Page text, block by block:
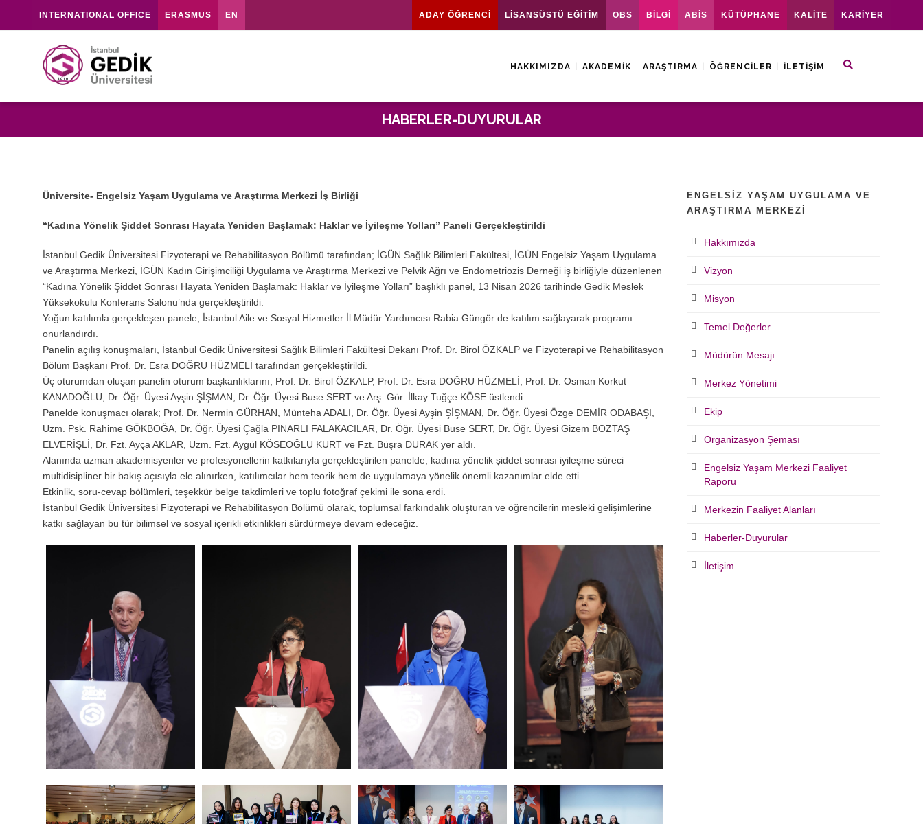
INTERNATIONAL OFFICE ERASMUS EN ADAY ÖĞRENCİ LİSANSÜSTÜ EĞİTİM OBS BİLGİ ABİS KÜTÜPHANE KALİTE KARİYER
HAKKIMIZDA AKADEMIK ARAŞTIRMA ÖĞRENCILER İLETIŞIM
HABERLER-DUYURULAR
Üniversite- Engelsiz Yaşam Uygulama ve Araştırma Merkezi İş Birliği
“Kadına Yönelik Şiddet Sonrası Hayata Yeniden Başlamak: Haklar ve İyileşme Yolları” Paneli Gerçekleştirildi
İstanbul Gedik Üniversitesi Fizyoterapi ve Rehabilitasyon Bölümü tarafından; İGÜN Sağlık Bilimleri Fakültesi, İGÜN Engelsiz Yaşam Uygulama
ve Araştırma Merkezi, İGÜN Kadın Girişimciliği Uygulama ve Araştırma Merkezi ve Pelvik Ağrı ve Endometriozis Derneği iş birliğiyle düzenlenen
“Kadına Yönelik Şiddet Sonrası Hayata Yeniden Başlamak: Haklar ve İyileşme Yolları” başlıklı panel, 13 Nisan 2026 tarihinde Gedik Meslek
Yüksekokulu Konferans Salonu’nda gerçekleştirildi.
Yoğun katılımla gerçekleşen panele, İstanbul Aile ve Sosyal Hizmetler İl Müdür Yardımcısı Rabia Güngör de katılım sağlayarak programı
onurlandırdı.
Panelin açılış konuşmaları, İstanbul Gedik Üniversitesi Sağlık Bilimleri Fakültesi Dekanı Prof. Dr. Birol ÖZKALP ve Fizyoterapi ve Rehabilitasyon
Bölüm Başkanı Prof. Dr. Esra DOĞRU HÜZMELİ tarafından gerçekleştirildi.
Üç oturumdan oluşan panelin oturum başkanlıklarını; Prof. Dr. Birol ÖZKALP, Prof. Dr. Esra DOĞRU HÜZMELİ, Prof. Dr. Osman Korkut
KANADOĞLU, Dr. Öğr. Üyesi Ayşin ŞİŞMAN, Dr. Öğr. Üyesi Buse SERT ve Arş. Gör. İlkay Tuğçe KÖSE üstlendi.
Panelde konuşmacı olarak; Prof. Dr. Nermin GÜRHAN, Münteha ADALI, Dr. Öğr. Üyesi Ayşin ŞİŞMAN, Dr. Öğr. Üyesi Özge DEMİR ODABAŞI,
Uzm. Psk. Rahime GÖKBOĞA, Dr. Öğr. Üyesi Çağla PINARLI FALAKACILAR, Dr. Öğr. Üyesi Buse SERT, Dr. Öğr. Üyesi Gizem BOZTAŞ
ELVERİŞLİ, Dr. Fzt. Ayça AKLAR, Uzm. Fzt. Aygül KÖSEOĞLU KURT ve Fzt. Büşra DURAK yer aldı.
Alanında uzman akademisyenler ve profesyonellerin katkılarıyla gerçekleştirilen panelde, kadına yönelik şiddet sonrası iyileşme süreci
multidisipliner bir bakış açısıyla ele alınırken, katılımcılar hem teorik hem de uygulamaya yönelik önemli kazanımlar elde etti.
Etkinlik, soru-cevap bölümleri, teşekkür belge takdimleri ve toplu fotoğraf çekimi ile sona erdi.
İstanbul Gedik Üniversitesi Fizyoterapi ve Rehabilitasyon Bölümü olarak, toplumsal farkındalık oluşturan ve öğrencilerin mesleki gelişimlerine
katkı sağlayan bu tür bilimsel ve sosyal içerikli etkinlikleri sürdürmeye devam edeceğiz.
ENGELSIZ YAŞAM UYGULAMA VE
ARAŞTIRMA MERKEZI
Hakkımızda
Vizyon
Misyon
Temel Değerler
Müdürün Mesajı
Merkez Yönetimi
Ekip
Organizasyon Şeması
Engelsiz Yaşam Merkezi Faaliyet
Raporu
Merkezin Faaliyet Alanları
Haberler-Duyurular
İletişim